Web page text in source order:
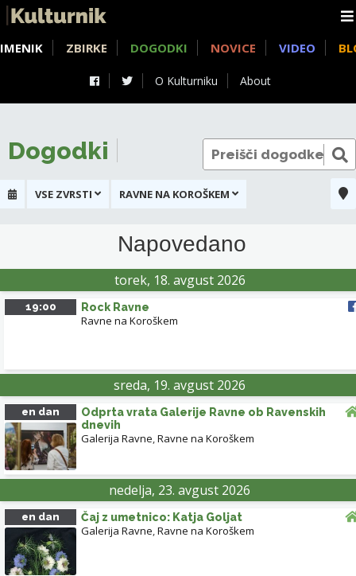
O Kulturniku About
IMENIK ZBIRKE DOGODKI NOVICE VIDEO
Dogodki
VSE ZVRSTI RAVNE NA KOROŠKEM
RAVNE NA KOROŠKEM
GRAJSKI PARK RAVNE NA KOROŠKEM
Leaflet| ©OpenStreetMap
Napovedano
torek, 18. avgust 2026
19:00 Rock Ravne
Ravne na Koroškem
sreda, 19. avgust 2026
en dan
Odprta vrata Galerije Ravne ob Ravenskih
dnevih
Galerija Ravne,Ravne na Koroškem
nedelja, 23. avgust 2026
en dan Čaj z umetnico: Katja Goljat
Galerija Ravne,Ravne na Koroškem